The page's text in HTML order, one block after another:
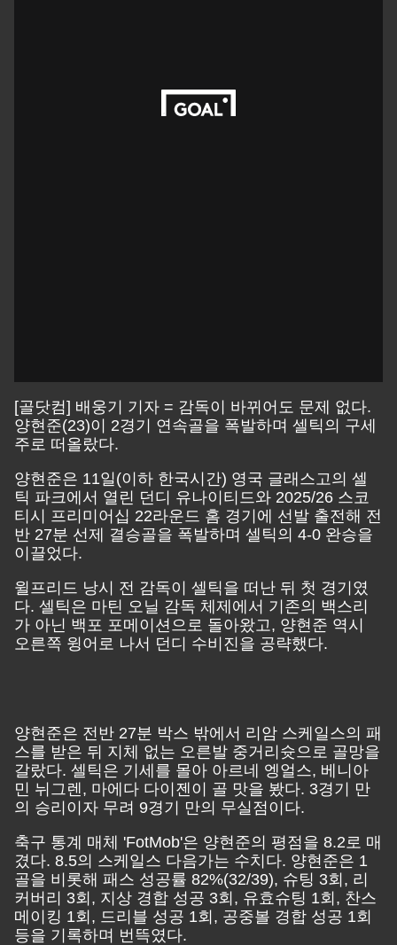
[골닷컴] 배웅기 기자 = 감독이 바뀌어도 문제 없다.
양현준(23)이 2경기 연속골을 폭발하며 셀틱의 구세
주로 떠올랐다.
양현준은 11일(이하 한국시간) 영국 글래스고의 셀
틱 파크에서 열린 던디 유나이티드와 2025/26 스코
티시 프리미어십 22라운드 홈 경기에 선발 출전해 전
반 27분 선제 결승골을 폭발하며 셀틱의 4-0 완승을
이끌었다.
윌프리드 낭시 전 감독이 셀틱을 떠난 뒤 첫 경기였
다. 셀틱은 마틴 오닐 감독 체제에서 기존의 백스리
가 아닌 백포 포메이션으로 돌아왔고, 양현준 역시
오른쪽 윙어로 나서 던디 수비진을 공략했다.
양현준은 전반 27분 박스 밖에서 리암 스케일스의 패
스를 받은 뒤 지체 없는 오른발 중거리슛으로 골망을
갈랐다. 셀틱은 기세를 몰아 아르네 엥얼스, 베니아
민 뉘그렌, 마에다 다이젠이 골 맛을 봤다. 3경기 만
의 승리이자 무려 9경기 만의 무실점이다.
축구 통계 매체 'FotMob'은 양현준의 평점을 8.2로 매
겼다. 8.5의 스케일스 다음가는 수치다. 양현준은 1
골을 비롯해 패스 성공률 82%(32/39), 슈팅 3회, 리
커버리 3회, 지상 경합 성공 3회, 유효슈팅 1회, 찬스
메이킹 1회, 드리블 성공 1회, 공중볼 경합 성공 1회
등을 기록하며 번뜩였다.